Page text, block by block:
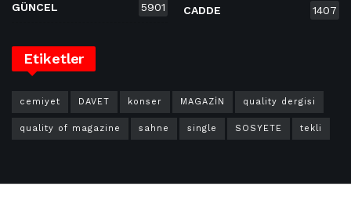
GÜNCEL 5901 CADDE 1407
Etiketler
cemiyet DAVET konser MAGAZİN quality dergisi
quality of magazine sahne single SOSYETE tekli